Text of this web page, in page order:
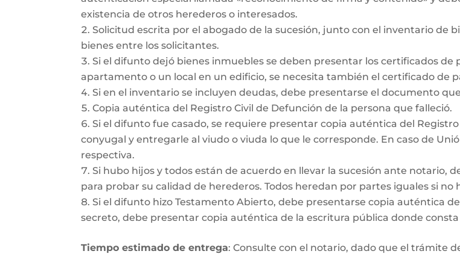
existencia de otros herederos o interesados.
Solicitud escrita por el abogado de la sucesión, junto con el inventario de
bienes entre los solicitantes.
Si el difunto dejó bienes inmuebles se deben presentar los certificados de
apartamento o un local en un edificio, se necesita también el certificado de
Si en el inventario se incluyen deudas, debe presentarse el documento
Copia auténtica del Registro Civil de Defunción de la persona que falleció.
Si el difunto fue casado, se requiere presentar copia auténtica del
conyugal y entregarle al viudo o viuda lo que le corresponde. En caso de
respectiva.
Si hubo hijos y todos están de acuerdo en llevar la sucesión ante notario,
para probar su calidad de herederos. Todos heredan por partes iguales si no
Si el difunto hizo Testamento Abierto, debe presentarse copia auténtica
secreto, debe presentar copia auténtica de la escritura pública donde
Tiempo estimado de entrega: Consulte con el notario, dado que el trámite